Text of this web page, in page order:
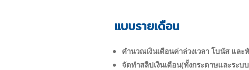
แบบรายเดือน
คำนวณเงินเดือนค่าล่วงเวลา โบนัส และ
จัดทำสลิปเงินเดือน(ทั้งกระดาษและระบ